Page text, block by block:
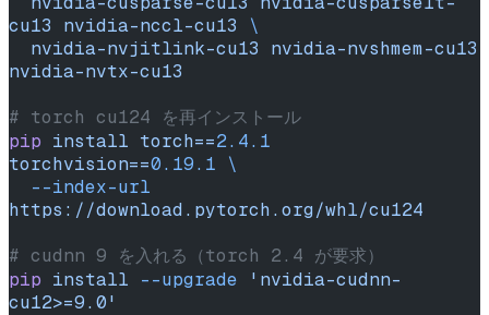
cu13 nvidia-nccl-cu13 \
  nvidia-nvjitlink-cu13
nvidia-nvshmem-cu13
nvidia-nvtx-cu13
# torch cu124 を再インストール
pip install torch==2.4.1
torchvision==0.19.1 \
  --index-url
https://download.pytorch.org/whl/cu124
# cudnn 9 を入れる（torch 2.4 が要求）
pip install --upgrade 'nvidia-cudnn-
cu12>=9.0'